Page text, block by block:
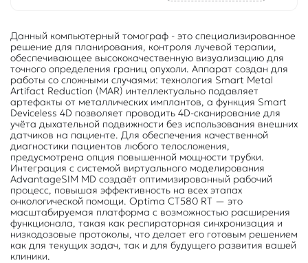
Данный компьютерный томограф - это специализированное
решение для планирования, контроля лучевой терапии,
обеспечивающее высококачественную визуализацию для
точного определения границ опухоли. Аппарат создан для
работы со сложными случаями: технология Smart Metal
Artifact Reduction (MAR) интеллектуально подавляет
артефакты от металлических имплантов, а функция Smart
Deviceless 4D позволяет проводить 4D-сканирование для
учёта дыхательной подвижности без использования внешних
датчиков на пациенте. Для обеспечения качественной
диагностики пациентов любого телосложения,
предусмотрена опция повышенной мощности трубки.
Интеграция с системой виртуального моделирования
AdvantageSIM MD создаёт оптимизированный рабочий
процесс, повышая эффективность на всех этапах
онкологической помощи. Optima CT580 RT — это
масштабируемая платформа с возможностью расширения
функционала, такая как респираторная синхронизация и
низкодозовые протоколы, что делает его готовым решением
как для текущих задач, так и для будущего развития вашей
клиники.